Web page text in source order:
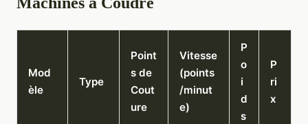
Mod
èle
Type
Point
s de
Cout
ure
Vitesse
(points
/minut
e)
P
o
i
d
s
P
ri
x